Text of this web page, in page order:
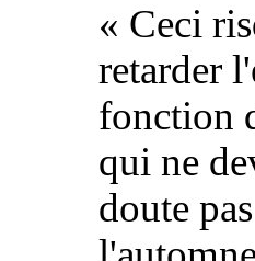
« Ceci
retarder
fonction
qui ne
doute